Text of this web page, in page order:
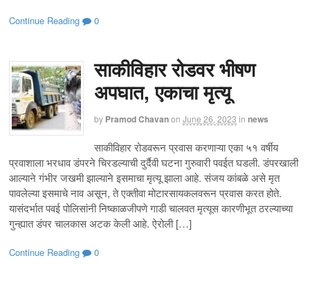
Continue Reading 0
साकीविहार रोडवर भीषण
अपघात, एकाचा मृत्यू
by Pramod Chavanon June 26, 2023 in news
साकीविहार रोडवरून प्रवास करणाऱ्या एका ५१ वर्षीय
प्रवाशाला भरधाव डंपरने चिरडल्याची दुर्दैवी घटना गुरुवारी पवईत घडली. डंपरखाली
आल्याने गंभीर जखमी झाल्याने इसमाचा मृत्यू झाला आहे. संजय कांबळे असे मृत
पावलेल्या इसमाचे नाव असून, ते एक्तीवा मोटारसायकलवरून प्रवास करत होते.
यासंदर्भात पवई पोलिसांनी निष्काळजीपणे गाडी चालवत मृत्यूस कारणीभूत ठरल्याच्या
गुन्ह्यात डंपर चालकास अटक केली आहे. ऐरोली […]
Continue Reading 0